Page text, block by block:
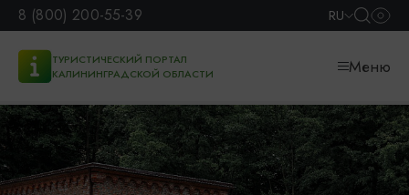
8 (800) 200-55-39 RU
ТУРИСТИЧЕСКИЙ ПОРТАЛ
КАЛИНИНГРАДСКОЙ ОБЛАСТИ
Меню